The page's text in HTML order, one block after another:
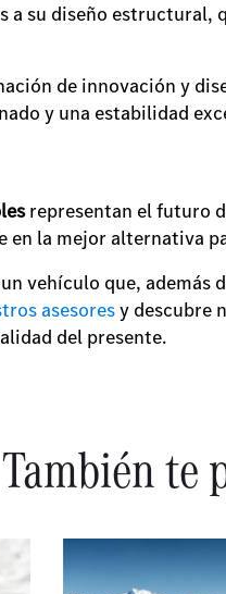
a su diseño
de innovación y
y una estabilidad
representan el futuro
la mejor alternativa
vehículo que,
asesoresy descubre
del presente.
También te